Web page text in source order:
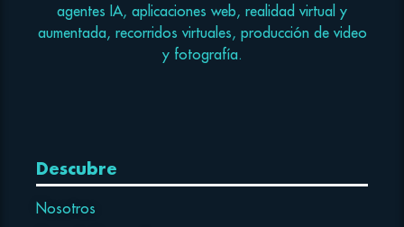
agentes IA, aplicaciones web, realidad virtual y
aumentada, recorridos virtuales, producción de video
y fotografía.
Descubre
Nosotros